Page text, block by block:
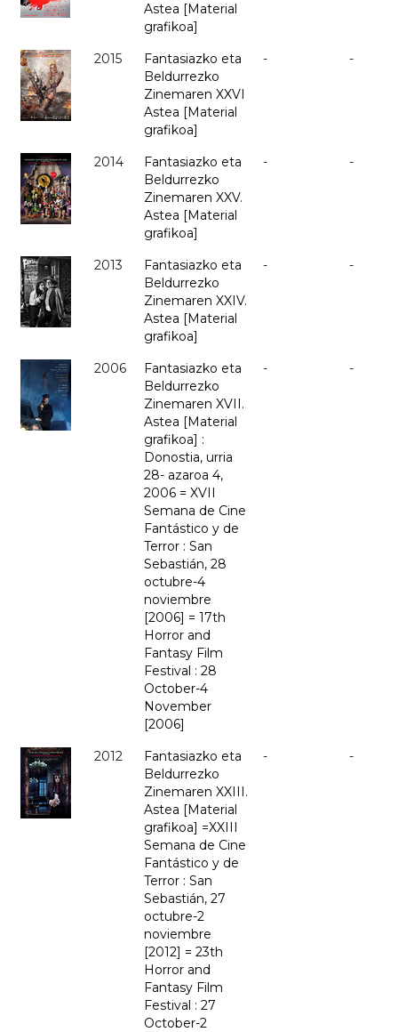
Astea [Material
grafikoa]
2015
Fantasiazko eta
Beldurrezko
Zinemaren XXVI
Astea [Material
grafikoa]
- -
2014
Fantasiazko eta
Beldurrezko
Zinemaren XXV.
Astea [Material
grafikoa]
- -
2013
Fantasiazko eta
Beldurrezko
Zinemaren XXIV.
Astea [Material
grafikoa]
- -
2006
Fantasiazko eta
Beldurrezko
Zinemaren XVII.
Astea [Material
grafikoa] :
Donostia, urria
28- azaroa 4,
2006 = XVII
Semana de Cine
Fantástico y de
Terror : San
Sebastián, 28
octubre-4
noviembre
[2006] = 17th
Horror and
Fantasy Film
Festival : 28
October-4
November
[2006]
- -
2012
Fantasiazko eta
Beldurrezko
Zinemaren XXIII.
Astea [Material
grafikoa] =XXIII
Semana de Cine
Fantástico y de
Terror : San
Sebastián, 27
octubre-2
noviembre
[2012] = 23th
Horror and
Fantasy Film
Festival : 27
October-2
- -